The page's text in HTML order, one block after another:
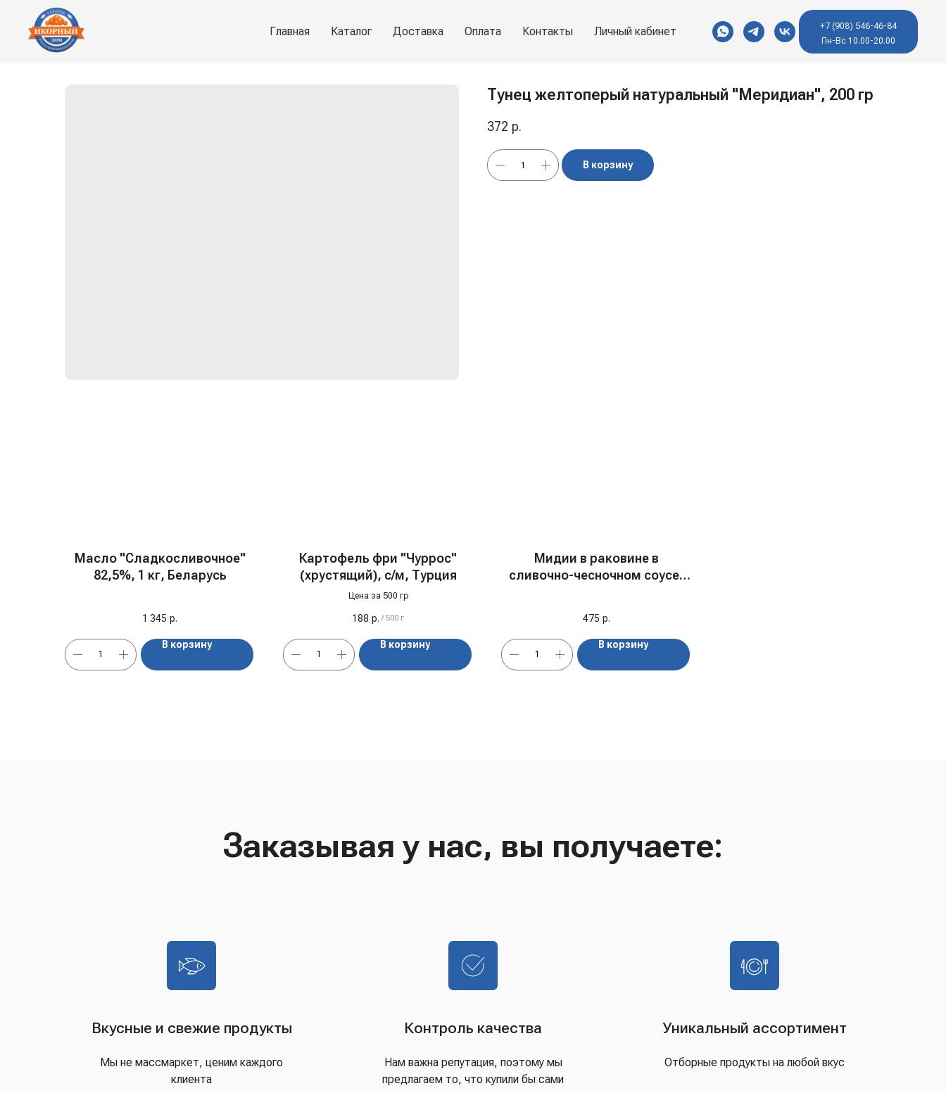
Главная Каталог Доставка Оплата Контакты Личный кабинет
+7 (908) 546-46-84
Пн-Вс 10.00-20.00
Тунец желтоперый натуральный "Меридиан", 200 гр
372 р.
В корзину
Масло "Сладкосливочное"
82,5%, 1 кг, Беларусь
1 345 р.
В корзину
Картофель фри "Чуррос"
(хрустящий), с/м, Турция
Цена за 500 гр
188 р. / 500 г
В корзину
Мидии в раковине в
сливочно-чесночном соусе,
475 р.
В корзину
Заказывая у нас, вы получаете:
Вкусные и свежие продукты
Мы не массмаркет, ценим каждого
клиента
Контроль качества
Нам важна репутация, поэтому мы
предлагаем то, что купили бы сами
Уникальный ассортимент
Отборные продукты на любой вкус